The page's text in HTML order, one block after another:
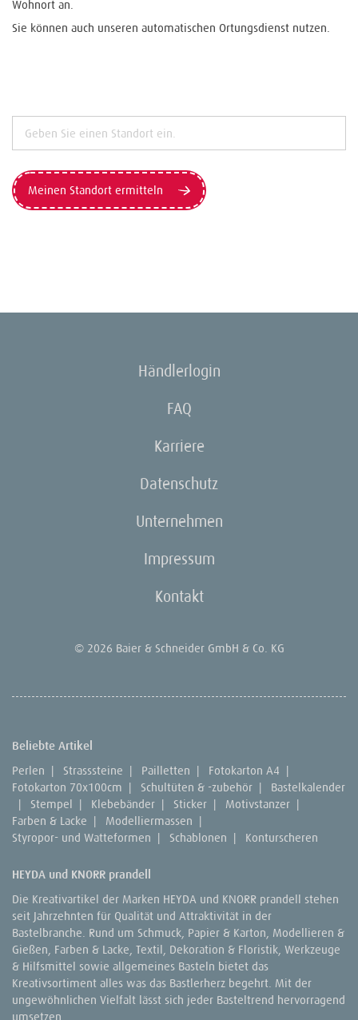
Wohnort an.
Sie können auch unseren automatischen Ortungsdienst nutzen.
Meinen Standort ermitteln
Händlerlogin
FAQ
Karriere
Datenschutz
Unternehmen
Impressum
Kontakt
© 2026 Baier & Schneider GmbH & Co. KG
Beliebte Artikel
Perlen | Strasssteine | Pailletten | Fotokarton A4 |
Fotokarton 70x100cm | Schultüten & -zubehör |
Bastelkalender
|
Stempel | Klebebänder | Sticker | Motivstanzer |
Farben & Lacke | Modelliermassen |
Styropor- und Watteformen | Schablonen | Konturscheren
HEYDA und KNORR prandell
Die Kreativartikel der Marken HEYDA und KNORR prandell stehen
seit Jahrzehnten für Qualität und Attraktivität in der
Bastelbranche. Rund um Schmuck, Papier & Karton, Modellieren &
Gießen, Farben & Lacke, Textil, Dekoration & Floristik, Werkzeuge
& Hilfsmittel sowie allgemeines Basteln bietet das
Kreativsortiment alles was das Bastlerherz begehrt. Mit der
ungewöhnlichen Vielfalt lässt sich jeder Basteltrend hervorragend
umsetzen.